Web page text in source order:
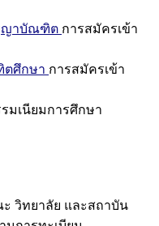
ญาบัณฑิต การสมัครเข้า
ตศึกษา การสมัครเข้า
มเนียมการศึกษา
วิทยาลัย และสถาบัน